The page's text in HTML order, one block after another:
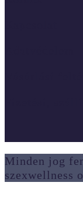
Minden jog
szexwellness